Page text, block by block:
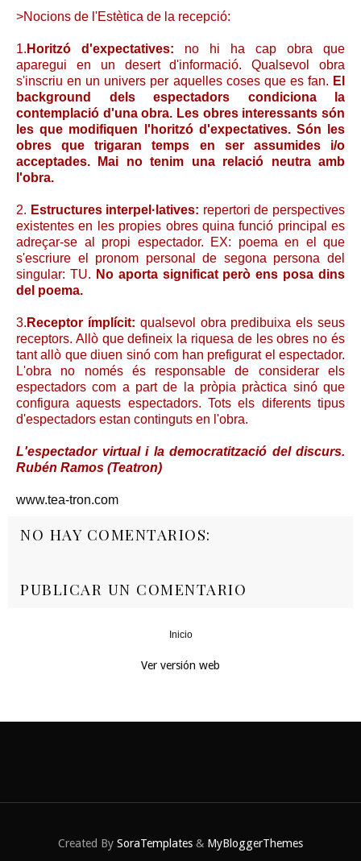
>Nocions de l'Estètica de la recepció:
1. Horitzó d'expectatives: no hi ha cap obra que
aparegui en un desert d'informació. Qualsevol obra
s'inscriu en un univers per aquelles coses que es fan. El
background dels espectadors condiciona la
contemplació d'una obra. Les obres interessants són
les que modifiquen l'horitzó d'expectatives. Són les
obres que trigaran temps en ser assumides i/o
acceptades. Mai no tenim una relació neutra amb
l'obra.
2. Estructures interpel·latives: repertori de perspectives
existentes en les propies obres quina funció principal es
adreçar-se al propi espectador. EX: poema en el que
s'escriure el pronom personal de segona persona del
singular: TU. No aporta significat però ens posa dins
del poema.
3. Receptor ímplícit: qualsevol obra predibuixa els seus
receptors. Allò que defineix la riquesa de les obres no és
tant allò que diuen sinó com han prefigurat el espectador.
L'obra no només és responsable de considerar els
espectadors com a part de la pròpia pràctica sinó que
configura aquests espectadors. Tots els diferents tipus
d'espectadors estan continguts en l'obra.
L'espectador virtual i la democratització del discurs.
Rubén Ramos (Teatron)
www.tea-tron.com
NO HAY COMENTARIOS:
PUBLICAR UN COMENTARIO
Inicio
Ver versión web
Created By SoraTemplates & MyBloggerThemes